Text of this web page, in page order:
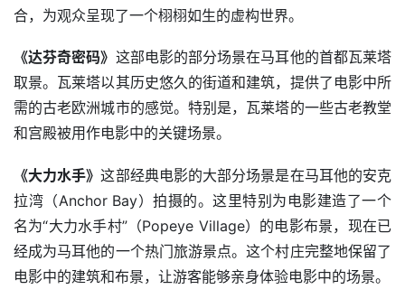
合，为观众呈现了一个栩栩如生的虚构世界。
《达芬奇密码》 这部电影的部分场景在马耳他的首都瓦莱塔
取景。瓦莱塔以其历史悠久的街道和建筑，提供了电影中所
需的古老欧洲城市的感觉。特别是，瓦莱塔的一些古老教堂
和宫殿被用作电影中的关键场景。
《大力水手》这部经典电影的大部分场景是在马耳他的安克
拉湾（Anchor Bay）拍摄的。这里特别为电影建造了一个
名为“大力水手村”（Popeye Village）的电影布景，现在已
经成为马耳他的一个热门旅游景点。这个村庄完整地保留了
电影中的建筑和布景，让游客能够亲身体验电影中的场景。